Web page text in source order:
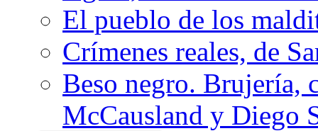
El pueblo de los
Crímenes reales, de
Beso negro. Brujería,
McCausland y Diego